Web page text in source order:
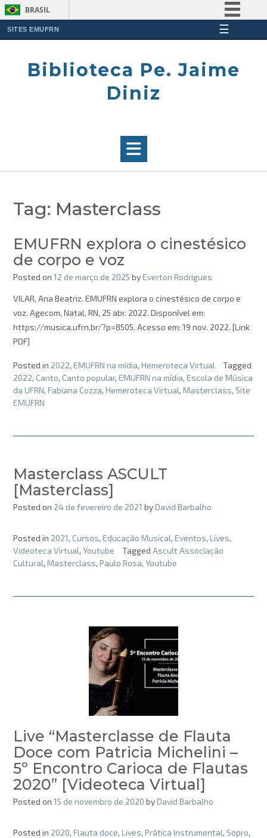
BRASIL
Participe
SITES EMUFRN ☰
Biblioteca Pe. Jaime
Diniz
Tag: Masterclass
EMUFRN explora o cinestésico
de corpo e voz
Posted on 12 de março de 2025 byEverton Rodrigues
VILAR, Ana Beatriz. EMUFRN explora o cinestésico de corpo e
voz. Agecom, Natal, RN, 25 abr. 2022. Disponível em:
https://musica.ufrn.br/?p=8505. Acesso em: 19 nov. 2022. [Link
PDF]
Posted in 2022, EMUFRN na mídia, Hemeroteca Virtual
Tagged
2022, Canto, Canto popular, EMUFRN na mídia, Escola de Música
da UFRN, Fabiana Cozza, Hemeroteca Virtual, Masterclass, Site
EMUFRN
Masterclass ASCULT
[Masterclass]
Posted on 24 de fevereiro de 2021 byDavid Barbalho
Posted in 2021, Cursos, Educação Musical, Eventos, Lives,
Videoteca Virtual, Youtube Tagged Ascult Associação
Cultural, Masterclass, Paulo Rosa, Youtube
Live “Masterclasse de Flauta
Doce com Patricia Michelini –
5º Encontro Carioca de Flautas
2020” [Videoteca Virtual]
Posted on 15 de novembro de 2020 byDavid Barbalho
Posted in 2020, Flauta doce, Lives, Prática Instrumental, Sopro,